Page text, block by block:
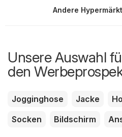
Andere
Unsere Auswahl
den
Jogginghose Jacke
Socken
Bildschirm